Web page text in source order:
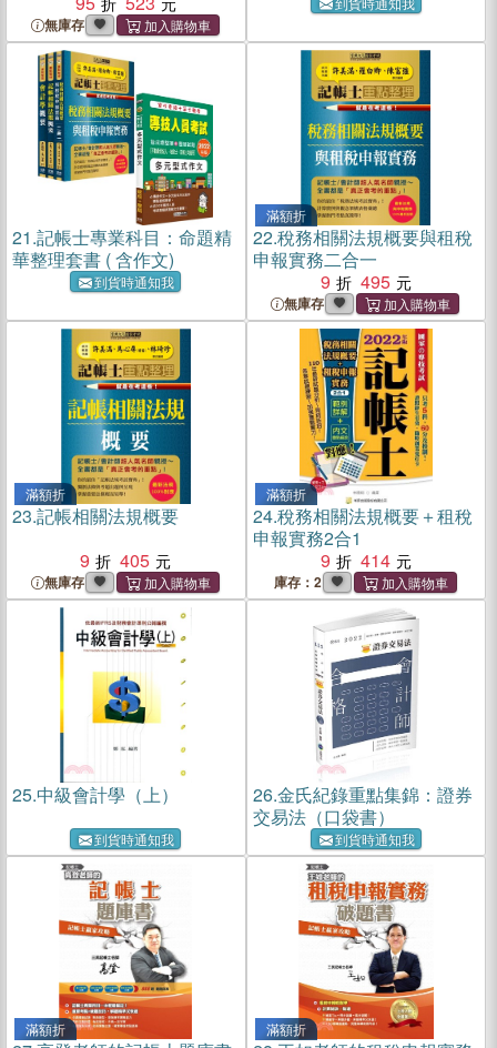
無庫存
21.記帳士專業科目：命題精
華整理套書 ( 含作文)
到貨時通知我
滿額折
22.稅務相關法規概要與租稅
申報實務二合一
9
495
無庫存
滿額折
23.記帳相關法規概要
9
405
無庫存
滿額折
24.稅務相關法規概要＋租稅
申報實務2合1
9
414
庫存：2
25.中級會計學（上）
到貨時通知我
26.金氏紀錄重點集錦：證券
交易法（口袋書）
到貨時通知我
滿額折 滿額折